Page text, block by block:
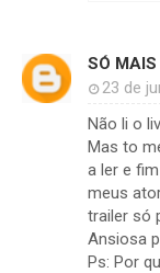
SÓ MAIS
23 de
Não li o
Mas to
a ler e
meus
trailer só
Ansiosa
Ps: Por